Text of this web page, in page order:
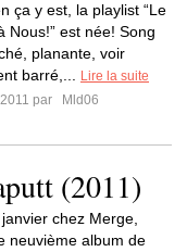
ça y est, la playlist “Le
Nous!” est née! Song
planante, voir
barré,...
Lire la suite
par
Mld06
(2011)
chez Merge,
neuvième album de